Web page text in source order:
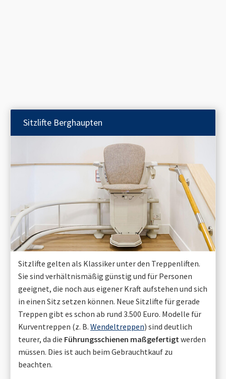
Sitzlifte Berghaupten
Sitzlifte gelten als Klassiker unter den Treppenliften.
Sie sind verhältnismäßig günstig und für Personen
geeignet, die noch aus eigener Kraft aufstehen und sich
in einen Sitz setzen können. Neue Sitzlifte für gerade
Treppen gibt es schon ab rund 3.500 Euro. Modelle für
Kurventreppen (z. B. Wendeltreppen) sind deutlich
teurer, da die Führungsschienen maßgefertigt werden
müssen. Dies ist auch beim Gebrauchtkauf zu
beachten.